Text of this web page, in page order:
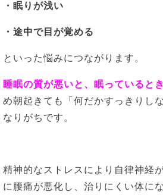
・眠りが浅い
・途中で目が覚める
といった悩みにつながります。
睡眠の質が悪いと、眠っていると
め朝起きても「何だかすっきりし
なりがちです。
精神的なストレスにより自律神経
に腰痛が悪化し、治りにくい体に